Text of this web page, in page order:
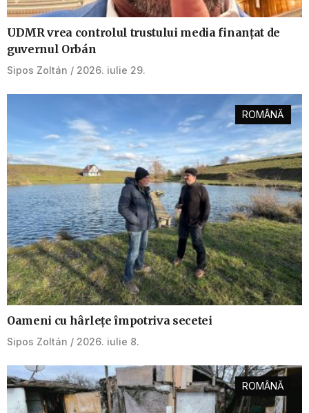
UDMR vrea controlul trustului media finanțat de
guvernul Orbán
Sipos Zoltán 2026. iulie 29.
ROMÂNĂ
Oameni cu hârlețe împotriva secetei
Sipos Zoltán 2026. iulie 8.
ROMÂNĂ